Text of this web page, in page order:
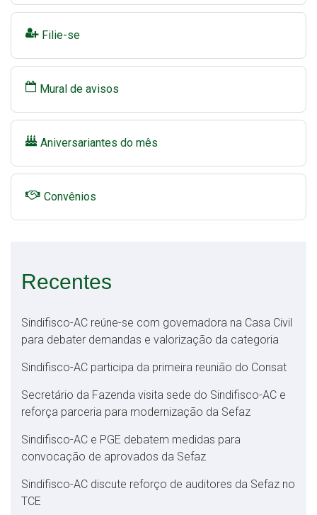
Filie-se
Mural de avisos
Aniversariantes do mês
Convênios
Recentes
Sindifisco-AC reúne-se com governadora na Casa Civil
para debater demandas e valorização da categoria
Sindifisco-AC participa da primeira reunião do Consat
Secretário da Fazenda visita sede do Sindifisco-AC e
reforça parceria para modernização da Sefaz
Sindifisco-AC e PGE debatem medidas para
convocação de aprovados da Sefaz
Sindifisco-AC discute reforço de auditores da Sefaz no
TCE